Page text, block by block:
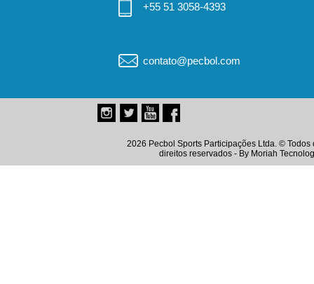
+55 51 3058-4393
contato@pecbol.com
2026 Pecbol Sports Participações Ltda. © Todos
direitos reservados - By Moriah